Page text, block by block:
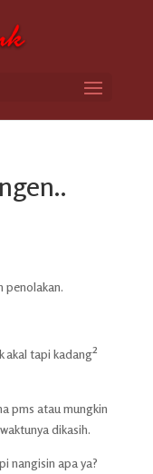
penolakan.
akal tapi kadang²
pms atau mungkin
dikasih.
nangisin apa ya?